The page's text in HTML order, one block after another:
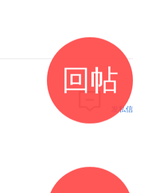
发私信
回帖